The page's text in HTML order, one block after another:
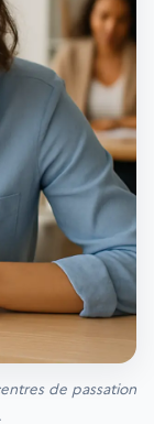
de passation